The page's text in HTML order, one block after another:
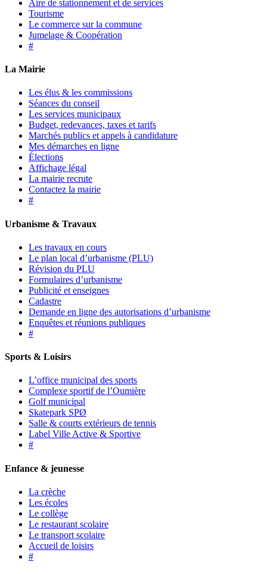
Aire de stationnement et de services
Tourisme
Le commerce sur la commune
Jumelage & Coopération
#
La Mairie
Les élus & les commissions
Séances du conseil
Les services municipaux
Budget, redevances, taxes et tarifs
Marchés publics et appels à candidature
Mes démarches en ligne
Élections
Affichage légal
La mairie recrute
Contactez la mairie
#
Urbanisme & Travaux
Les travaux en cours
Le plan local d’urbanisme (PLU)
Révision du PLU
Formulaires d’urbanisme
Publicité et enseignes
Cadastre
Demande en ligne des autorisations d’urbanisme
Enquêtes et réunions publiques
#
Sports & Loisirs
L’office municipal des sports
Complexe sportif de l’Oumière
Golf municipal
Skatepark SPØ
Salle & courts extérieurs de tennis
Label Ville Active & Sportive
#
Enfance & jeunesse
La crèche
Les écoles
Le collège
Le restaurant scolaire
Le transport scolaire
Accueil de loisirs
#